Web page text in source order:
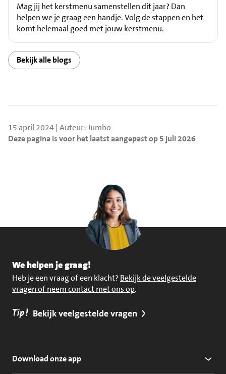
Mag jij het kerstmenu samenstellen dit jaar? Dan
helpen we je graag een handje. Volg de stappen en het
komt helemaal goed met jouw kerstmenu.
Bekijk alle blogs
15 april 2024 | Auteur: Jumbo
Deze pagina is voor het laatst aangepast op 5 juli 2026
We helpen je graag!
Heb je een vraag of een klacht? Bekijk de veelgestelde
vragen of neem contact met ons op.
Tip! Bekijk veelgestelde vragen
Download onze app